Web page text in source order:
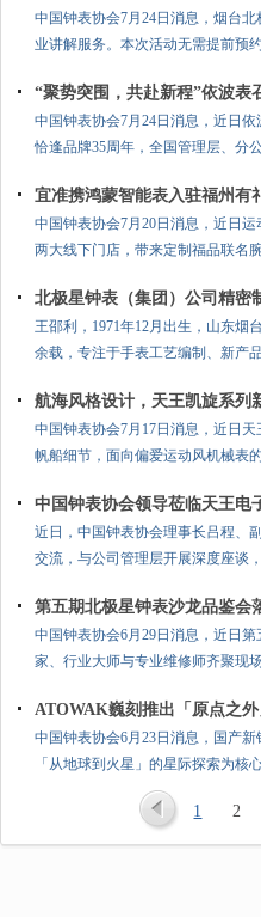
中国钟表协会7月24日消息，烟台
业讲解服务。本次活动无需提前预
“聚势突围，共赴新程”依波表
中国钟表协会7月24日消息，近日
恰逢品牌35周年，全国管理层、分
宜准携鸿蒙智能表入驻福州有
中国钟表协会7月20日消息，近日
两大线下门店，带来定制福品联名
北极星钟表（集团）公司精密
人
王邵利，1971年12月出生，山东烟
余载，专注于手表工艺编制、新产
航海风格设计，天王凯旋系列
中国钟表协会7月17日消息，近日
帆船细节，面向偏爱运动风机械表
中国钟表协会领导莅临天王电
近日，中国钟表协会理事长吕程、
交流，与公司管理层开展深度座谈
第五期北极星钟表沙龙品鉴会
中国钟表协会6月29日消息，近日
家、行业大师与专业维修师齐聚现
ATOWAK巍刻推出「原点之
中国钟表协会6月23日消息，国产
「从地球到火星」的星际探索为
1 2